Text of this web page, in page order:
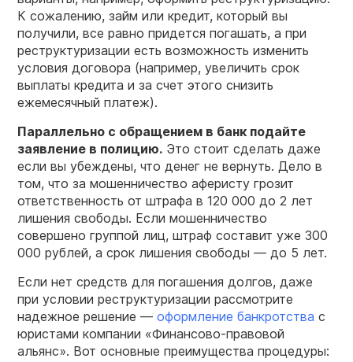
К сожалению, займ или кредит, который вы
получили, все равно придется погашать, а при
реструктуризации есть возможность изменить
условия договора (например, увеличить срок
выплаты кредита и за счет этого снизить
ежемесячный платеж).
Параллельно с обращением в банк подайте
заявление в полицию. Это стоит сделать даже
если вы убеждены, что денег не вернуть. Дело в
том, что за мошенничество аферисту грозит
ответственность от штрафа в 120 000 до 2 лет
лишения свободы. Если мошенничество
совершено группой лиц, штраф составит уже 300
000 рублей, а срок лишения свободы — до 5 лет.
Если нет средств для погашения долгов, даже
при условии реструктуризации рассмотрите
надежное решение — оформление банкротства с
юристами компании «Финансово-правовой
альянс». Вот основные преимущества процедуры: